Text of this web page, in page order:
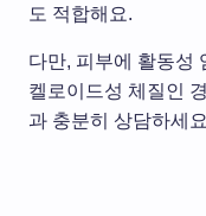
도 적합해요.
다만, 피부에 활동성
켈로이드성 체질인
과 충분히 상담하세